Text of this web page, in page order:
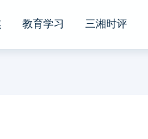
教育学习 三湘时评